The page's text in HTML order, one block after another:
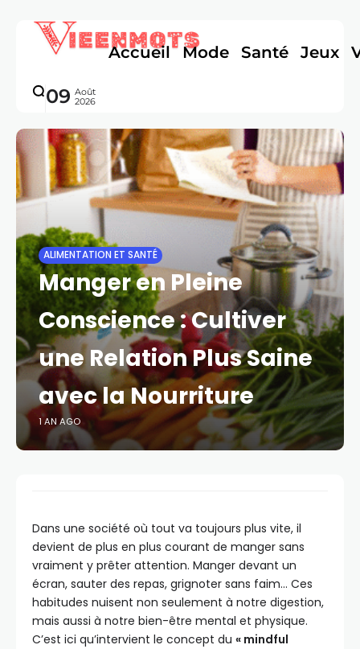
Accueil Mode Santé Jeux
09 Août
2026
ALIMENTATION ET SANTÉ
Manger en Pleine
Conscience : Cultiver
une Relation Plus Saine
avec la Nourriture
1 AN AGO
Dans une société où tout va toujours plus vite, il
devient de plus en plus courant de manger sans
vraiment y prêter attention. Manger devant un
écran, sauter des repas, grignoter sans faim… Ces
habitudes nuisent non seulement à notre digestion,
mais aussi à notre bien-être mental et physique.
C’est ici qu’intervient le concept du « mindful